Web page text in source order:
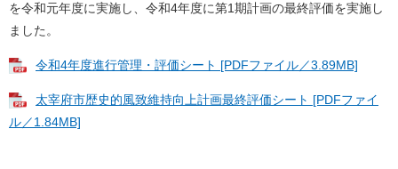
を令和元年度に実施し、令和4年度に第1期計画の最終評価を実施し
ました。​
令和4年度進行管理・評価シート [PDFファイル／3.89MB]
太宰府市歴史的風致維持向上計画最終評価シート [PDFファイ
ル／1.84MB]